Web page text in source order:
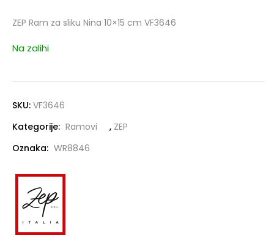
ZEP Ram za sliku Nina 10×15 cm VF3646
Na zalihi
SKU: VF3646
Kategorije: Ramovi , ZEP
Oznaka: WR8846